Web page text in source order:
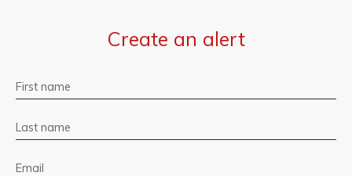
Create an alert
First name
Last name
Email